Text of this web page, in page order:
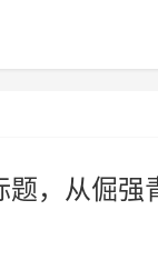
，从倔强